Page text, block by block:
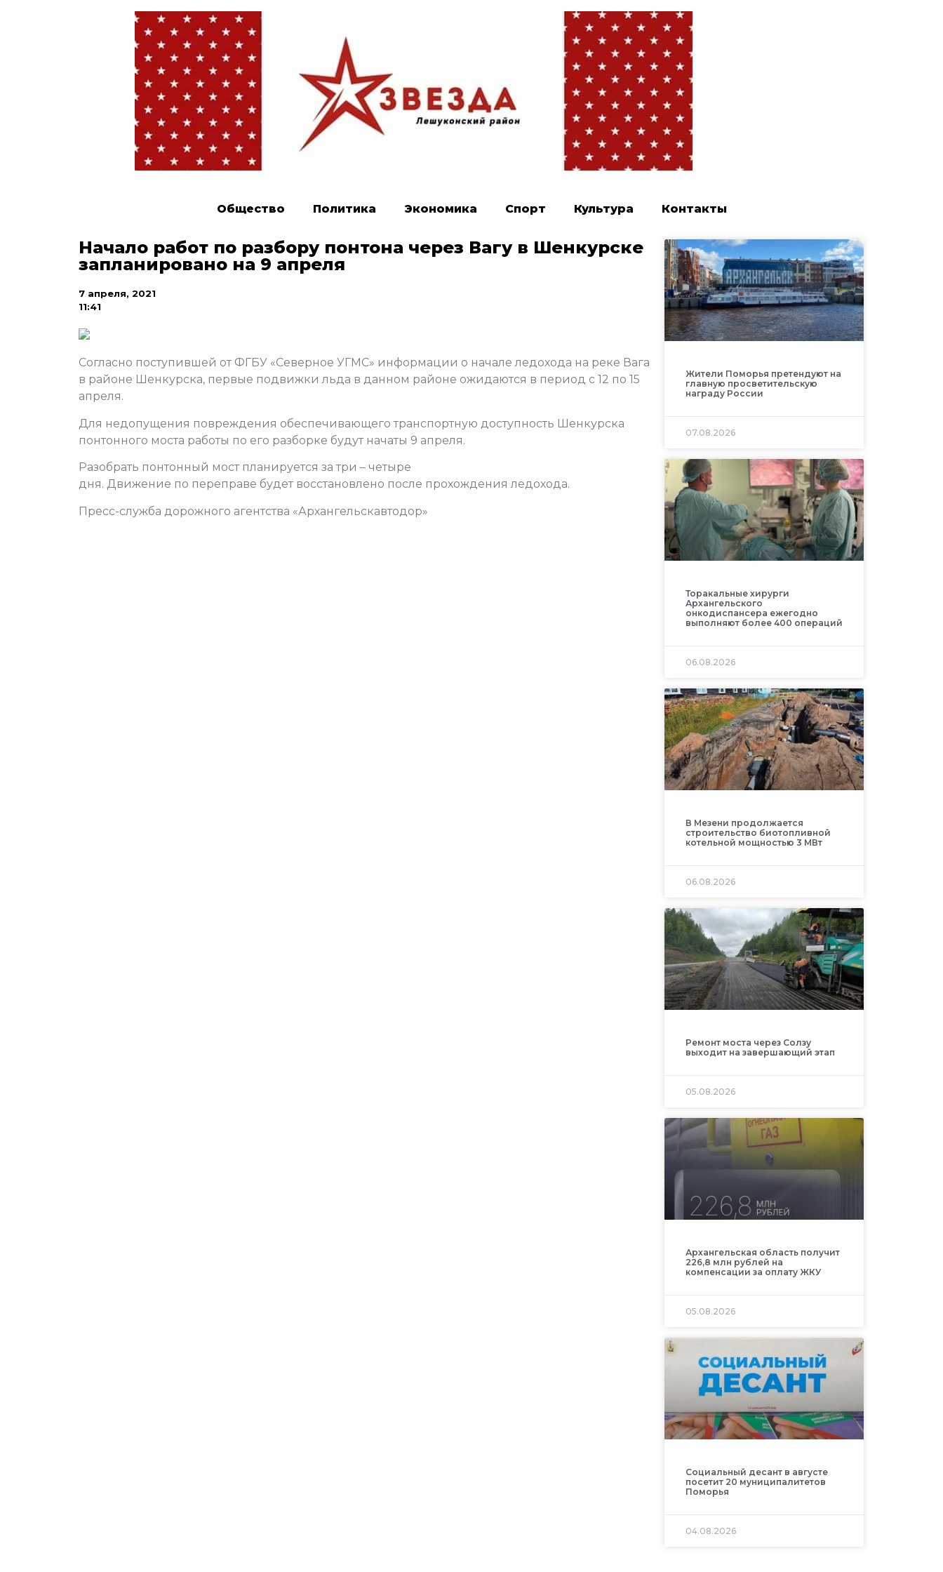
Общество Политика Экономика Спорт Культура Контакты
Начало работ по разбору понтона через Вагу в Шенкурске
запланировано на 9 апреля
7 апреля, 2021
11:41
Согласно поступившей от ФГБУ «Северное УГМС» информации о начале ледохода на реке Вага
в районе Шенкурска, первые подвижки льда в данном районе ожидаются в период с 12 по 15
апреля.
Для недопущения повреждения обеспечивающего транспортную доступность Шенкурска
понтонного моста работы по его разборке будут начаты 9 апреля.
Разобрать понтонный мост планируется за три – четыре
дня. Движение по переправе будет восстановлено после прохождения ледохода.
Пресс-служба дорожного агентства «Архангельскавтодор»
Жители Поморья претендуют на
главную просветительскую
награду России
07.08.2026
Торакальные хирурги
Архангельского
онкодиспансера ежегодно
выполняют более 400 операций
06.08.2026
В Мезени продолжается
строительство биотопливной
котельной мощностью 3 МВт
06.08.2026
Ремонт моста через Солзу
выходит на завершающий этап
05.08.2026
Архангельская область получит
226,8 млн рублей на
компенсации за оплату ЖКУ
05.08.2026
Социальный десант в августе
посетит 20 муниципалитетов
Поморья
04.08.2026